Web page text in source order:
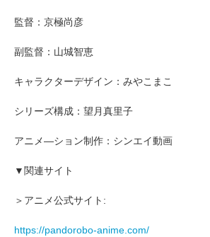
監督：京極尚彦
副監督：山城智恵
キャラクターデザイン：みやこまこ
シリーズ構成：望月真里子
アニメ―ション制作：シンエイ動画
▼関連サイト
＞アニメ公式サイト:
https://pandorobo-anime.com/